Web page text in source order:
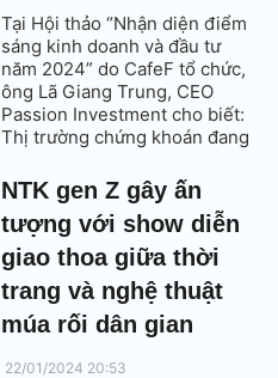
Tại Hội thảo “Nhận diện điểm
sáng kinh doanh và đầu tư
năm 2024” do CafeF tổ chức,
ông Lã Giang Trung, CEO
Passion Investment cho biết:
Thị trường chứng khoán đang
gặp nhiều khó khăn, ngân
hàng và bán lẻ được kỳ vọng là
2 nhóm ngành sẽ hồi phục tốt
trong năm 2024.
NTK gen Z gây ấn
tượng với show diễn
giao thoa giữa thời
trang và nghệ thuật
múa rối dân gian
22/01/2024 20:53